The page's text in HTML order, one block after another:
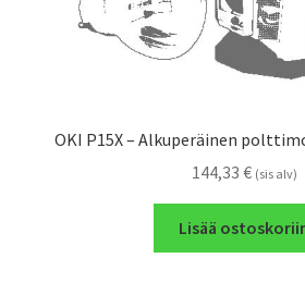
OKI P15X – Alkuperäinen
144,33 € (sis alv)
Lisää